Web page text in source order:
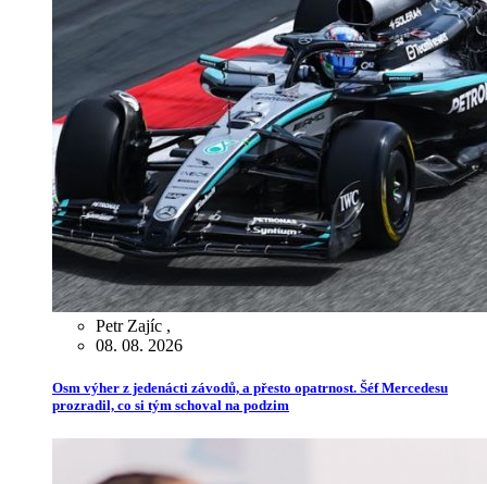
Petr Zajíc ,
08. 08. 2026
Osm výher z jedenácti závodů, a přesto opatrnost. Šéf Mercedesu
prozradil, co si tým schoval na podzim